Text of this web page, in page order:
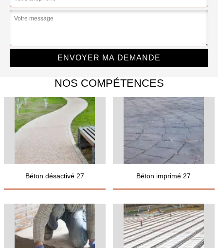
NOS COMPÉTENCES
Béton désactivé 27 Béton imprimé 27